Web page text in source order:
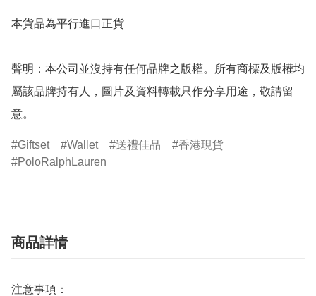
本貨品為平行進口正貨
聲明：本公司並沒持有任何品牌之版權。所有商標及版權均
屬該品牌持有人，圖片及資料轉載只作分享用途，敬請留
意。
Giftset Wallet 送禮佳品
香港現貨
PoloRalphLauren
商品詳情
注意事項：